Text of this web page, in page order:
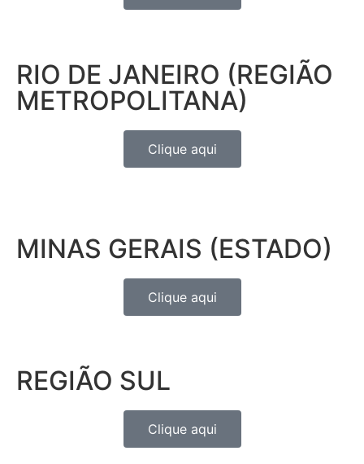
RIO DE JANEIRO (REGIÃO
METROPOLITANA)
Clique aqui
MINAS GERAIS (ESTADO)
Clique aqui
REGIÃO SUL
Clique aqui